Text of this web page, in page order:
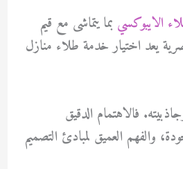
الايبوكسي بما يتماشى مع قيم
يعد اختيار خدمة طلاء منازل
فالاهتمام الدقيق
والفهم العميق لمبادئ التصميم